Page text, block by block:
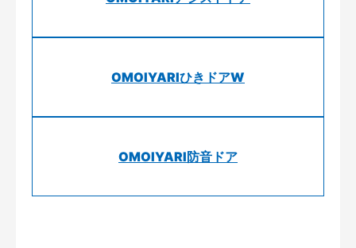
OMOIYARIひきドアW
OMOIYARI防音ドア